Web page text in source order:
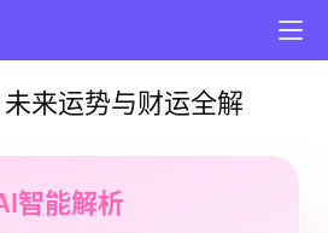
来运势与财运全解
智能解析